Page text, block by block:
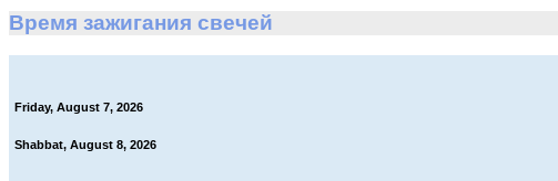
Время зажигания свечей
Friday, August 7, 2026
Shabbat, August 8, 2026